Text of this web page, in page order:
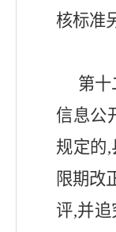
核标准
第十
信息公
规定的,
限期改
评,并